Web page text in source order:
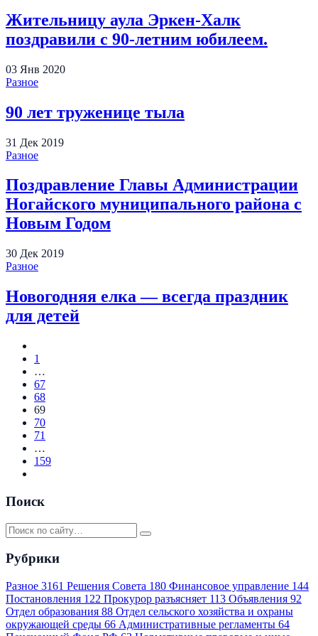
Жительницу аула Эркен-Халк
поздравили с 90-летним юбилеем.
03 Янв 2020
Разное
90 лет труженице тыла
31 Дек 2019
Разное
Поздравление Главы Администрации
Ногайского муниципального района с
Новым Годом
30 Дек 2019
Разное
Новогодняя елка — всегда праздник
для детей
1
…
67
68
69
70
71
…
159
Поиск
Рубрики
Разное 3161 Решения Совета 180 Финансовое управление 144
Постановления 122 Прокурор разъясняет 113 Объявления 92
Отдел образования 88 Отдел сельского хозяйства и охраны
окружающей среды 66 Административные регламенты 64